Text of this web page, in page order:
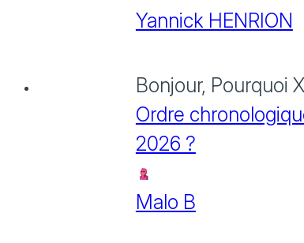
Yannick HENRION
Bonjour, Pourquoi
Ordre
2026 ?
Malo B